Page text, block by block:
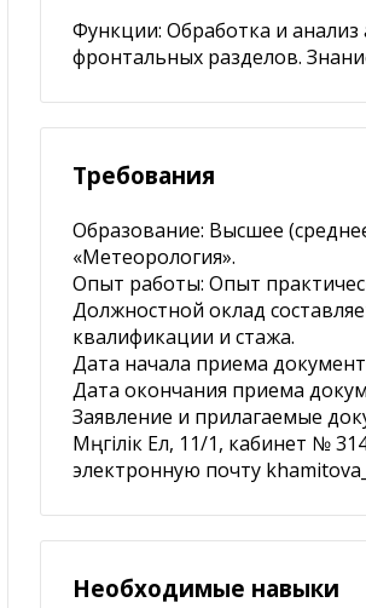
Функции: Обработка и
фронтальных разделов.
Требования
Образование: Высшее
«Метеорология».
Опыт работы: Опыт
Должностной оклад
квалификации и стажа.
Дата начала приема
Дата окончания приема
Заявление и прилагаемые
Мәңгілік Ел, 11/1, кабинет №
электронную почту
Необходимые навыки